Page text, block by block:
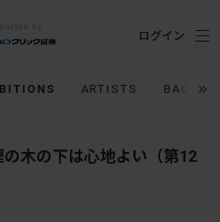
ARTISTS BACK
ログイン
木の下は心地よい（第12